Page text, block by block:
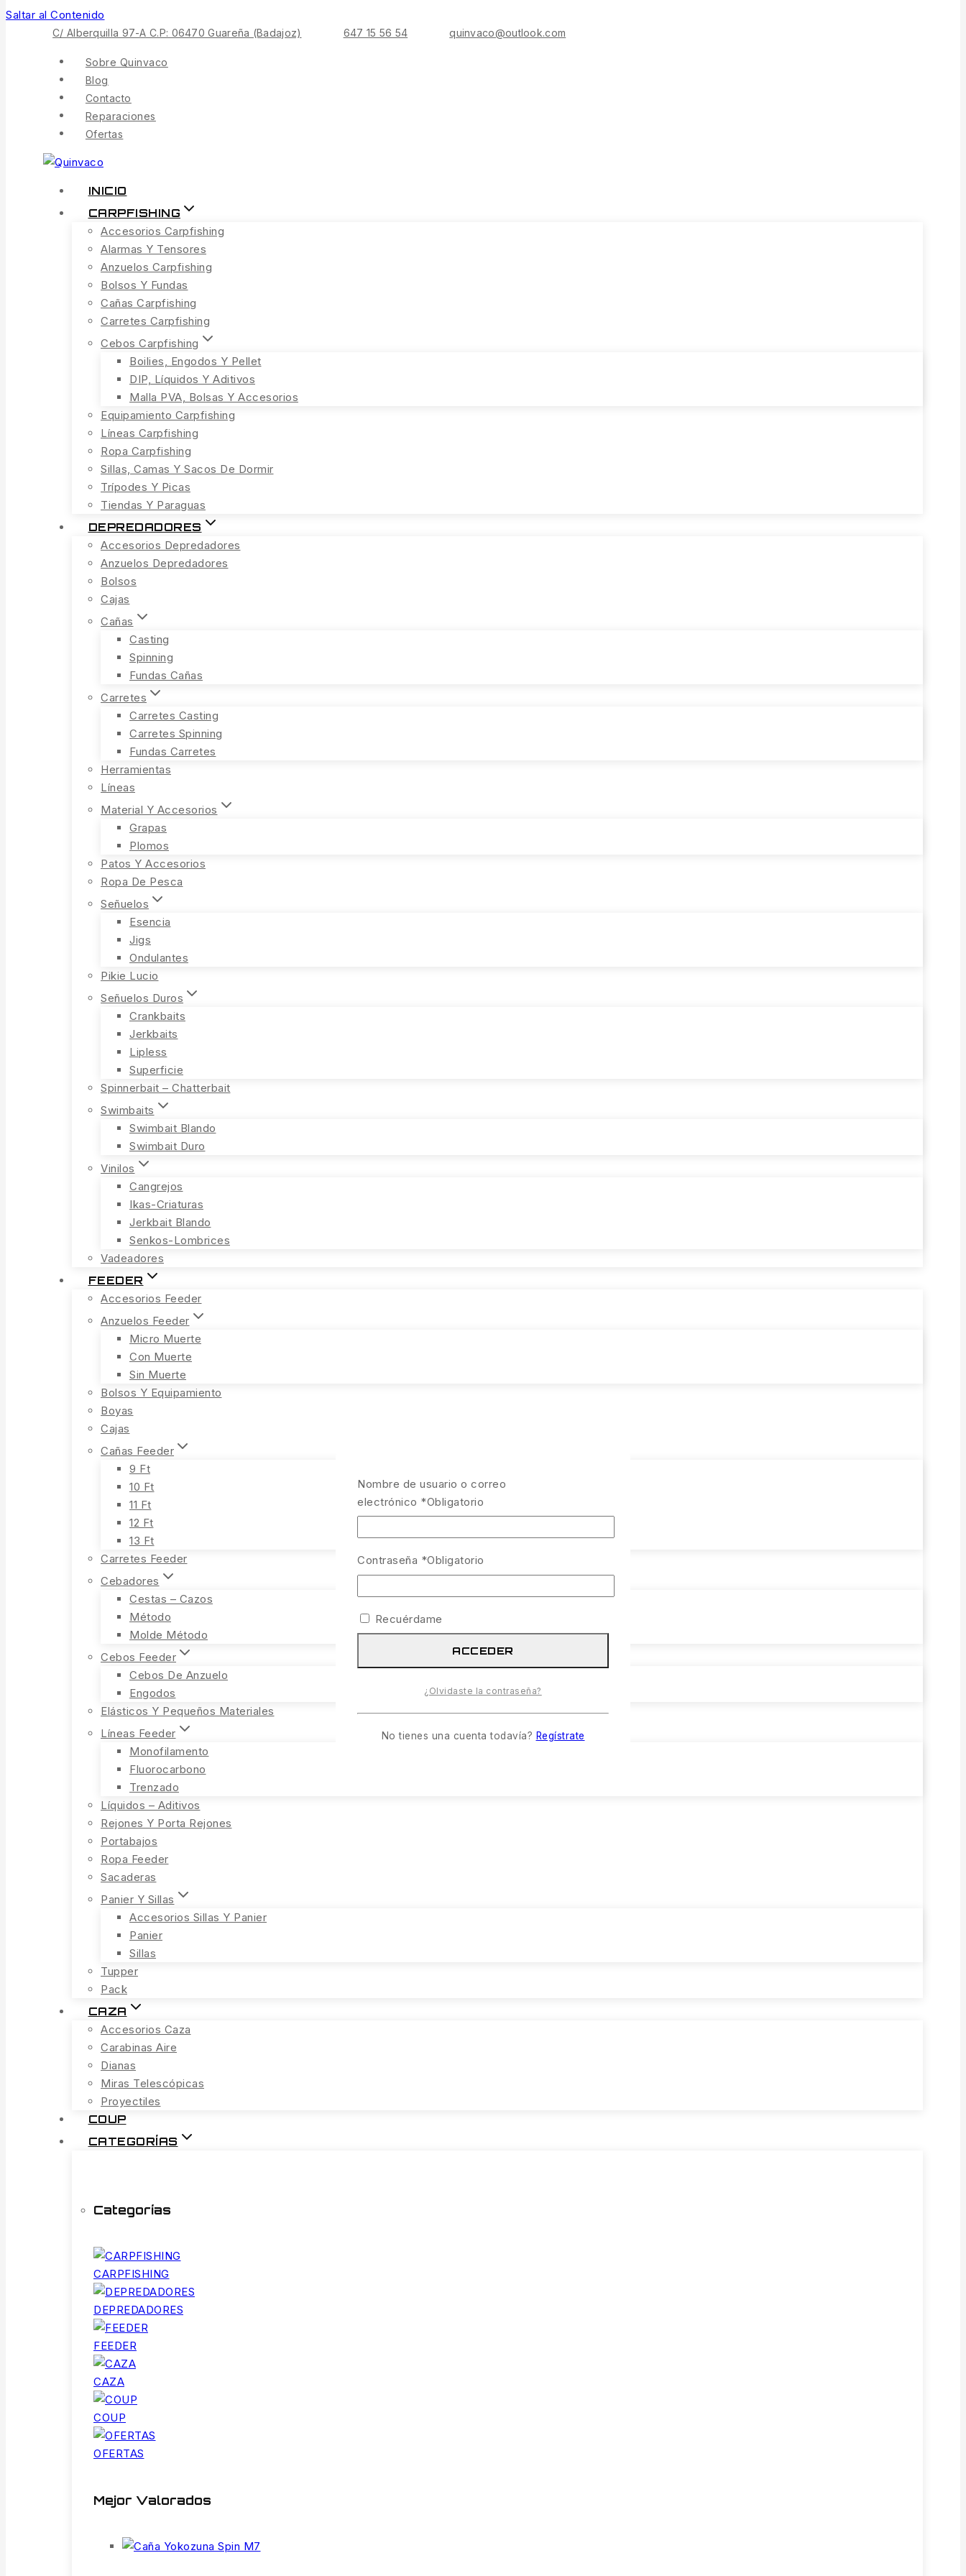
Saltar al Contenido
C/ Alberquilla 97-A C.P: 06470 Guareña (Badajoz) 647 15 56 54 quinvaco@outlook.com
Sobre Quinvaco
Blog
Contacto
Reparaciones
Ofertas
INICIO
CARPFISHING
Accesorios Carpfishing
Alarmas Y Tensores
Anzuelos Carpfishing
Bolsos Y Fundas
Cañas Carpfishing
Carretes Carpfishing
Cebos Carpfishing
Boilies, Engodos Y Pellet
DIP, Líquidos Y Aditivos
Malla PVA, Bolsas Y Accesorios
Equipamiento Carpfishing
Líneas Carpfishing
Ropa Carpfishing
Sillas, Camas Y Sacos De Dormir
Trípodes Y Picas
Tiendas Y Paraguas
DEPREDADORES
Accesorios Depredadores
Anzuelos Depredadores
Bolsos
Cajas
Cañas
Casting
Spinning
Fundas Cañas
Carretes
Carretes Casting
Carretes Spinning
Fundas Carretes
Herramientas
Líneas
Material Y Accesorios
Grapas
Plomos
Patos Y Accesorios
Ropa De Pesca
Señuelos
Esencia
Jigs
Ondulantes
Pikie Lucio
Señuelos Duros
Crankbaits
Jerkbaits
Lipless
Superficie
Spinnerbait – Chatterbait
Swimbaits
Swimbait Blando
Swimbait Duro
Vinilos
Cangrejos
Ikas-Criaturas
Jerkbait Blando
Senkos-Lombrices
Vadeadores
FEEDER
Accesorios Feeder
Anzuelos Feeder
Micro Muerte
Con Muerte
Sin Muerte
Bolsos Y Equipamiento
Boyas
Cajas
Cañas Feeder
9 Ft
10 Ft
11 Ft
12 Ft
13 Ft
Carretes Feeder
Cebadores
Cestas – Cazos
Método
Molde Método
Cebos Feeder
Cebos De Anzuelo
Engodos
Elásticos Y Pequeños Materiales
Líneas Feeder
Monofilamento
Fluorocarbono
Trenzado
Líquidos – Aditivos
Rejones Y Porta Rejones
Portabajos
Ropa Feeder
Sacaderas
Panier Y Sillas
Accesorios Sillas Y Panier
Panier
Sillas
Tupper
Pack
CAZA
Accesorios Caza
Carabinas Aire
Dianas
Miras Telescópicas
Proyectiles
COUP
CATEGORÍAS
Categorías
CARPFISHING
DEPREDADORES
FEEDER
CAZA
COUP
OFERTAS
Mejor Valorados
Nombre de usuario o correo
electrónico *Obligatorio
Contraseña *Obligatorio
Recuérdame
ACCEDER
¿Olvidaste la contraseña?
No tienes una cuenta todavía? Regístrate